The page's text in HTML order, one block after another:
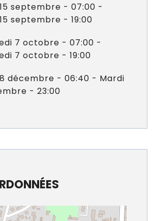
septembre - 07:00 -
septembre - 19:00
7 octobre - 07:00 -
7 octobre - 19:00
décembre - 06:40 - Mardi
- 23:00